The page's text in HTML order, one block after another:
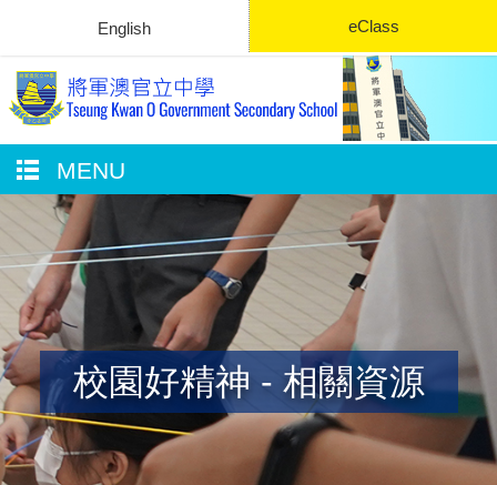
English eClass
MENU
校園好精神 - 相關資源